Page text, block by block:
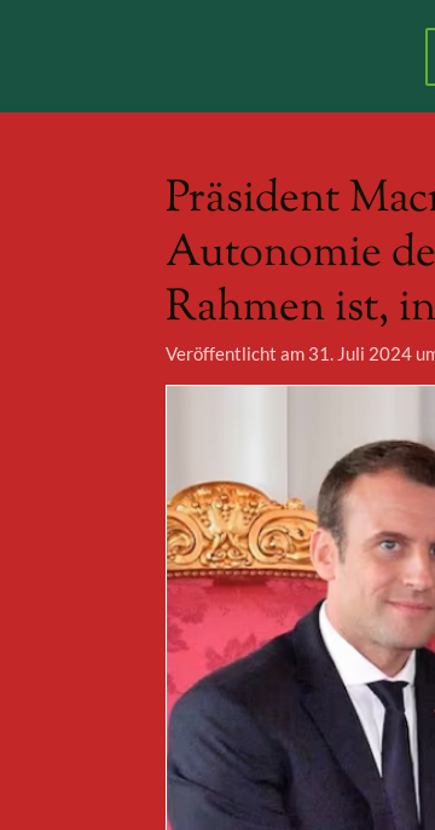
Präsident
Autonomie
Rahmen ist,
Veröffentlicht am 31. Juli 2024